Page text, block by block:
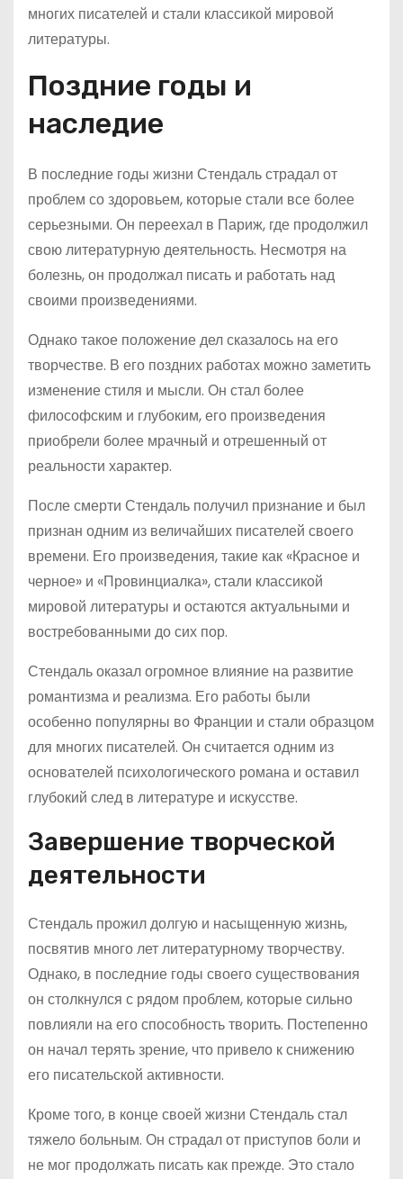
многих писателей и стали классикой мировой
литературы.
Поздние годы и
наследие
В последние годы жизни Стендаль страдал от
проблем со здоровьем, которые стали все более
серьезными. Он переехал в Париж, где продолжил
свою литературную деятельность. Несмотря на
болезнь, он продолжал писать и работать над
своими произведениями.
Однако такое положение дел сказалось на его
творчестве. В его поздних работах можно заметить
изменение стиля и мысли. Он стал более
философским и глубоким, его произведения
приобрели более мрачный и отрешенный от
реальности характер.
После смерти Стендаль получил признание и был
признан одним из величайших писателей своего
времени. Его произведения, такие как «Красное и
черное» и «Провинциалка», стали классикой
мировой литературы и остаются актуальными и
востребованными до сих пор.
Стендаль оказал огромное влияние на развитие
романтизма и реализма. Его работы были
особенно популярны во Франции и стали образцом
для многих писателей. Он считается одним из
основателей психологического романа и оставил
глубокий след в литературе и искусстве.
Завершение творческой
деятельности
Стендаль прожил долгую и насыщенную жизнь,
посвятив много лет литературному творчеству.
Однако, в последние годы своего существования
он столкнулся с рядом проблем, которые сильно
повлияли на его способность творить. Постепенно
он начал терять зрение, что привело к снижению
его писательской активности.
Кроме того, в конце своей жизни Стендаль стал
тяжело больным. Он страдал от приступов боли и
не мог продолжать писать как прежде. Это стало